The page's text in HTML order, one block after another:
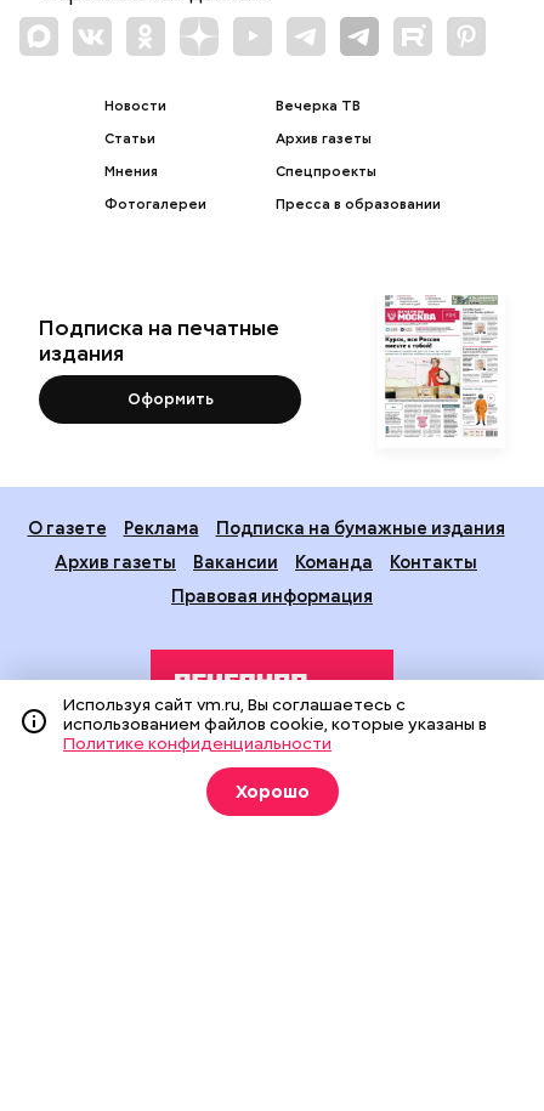
Новости
Статьи
Мнения
Фотогалереи
Вечерка ТВ
Архив газеты
Спецпроекты
Пресса в образовании
Подписка на печатные
издания
Оформить
О газете Реклама
Подписка на бумажные издания
Архив газеты
Вакансии Команда
Контакты
Правовая информация
Издание создано при финансовой поддержке Департамента
средств массовой информации и рекламы города Москвы.
На сайте применяются рекомендательные технологии
Используя сайт vm.ru, Вы соглашаетесь с
использованием файлов cookie, которые указаны в
Политике конфиденциальности
Хорошо